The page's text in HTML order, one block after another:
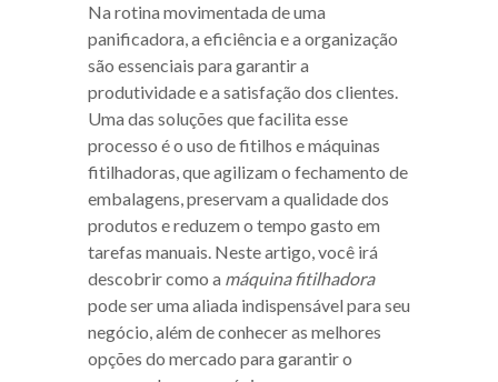
Na rotina movimentada de uma
panificadora, a eficiência e a organização
são essenciais para garantir a
produtividade e a satisfação dos clientes.
Uma das soluções que facilita esse
processo é o uso de fitilhos e máquinas
fitilhadoras, que agilizam o fechamento de
embalagens, preservam a qualidade dos
produtos e reduzem o tempo gasto em
tarefas manuais. Neste artigo, você irá
descobrir como a máquina fitilhadora
pode ser uma aliada indispensável para seu
negócio, além de conhecer as melhores
opções do mercado para garantir o